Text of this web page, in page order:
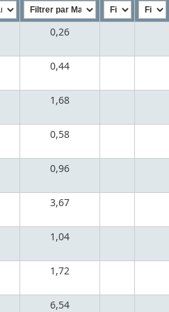
0,26
0,44
1,68
0,58
0,96
3,67
1,04
1,72
6,54